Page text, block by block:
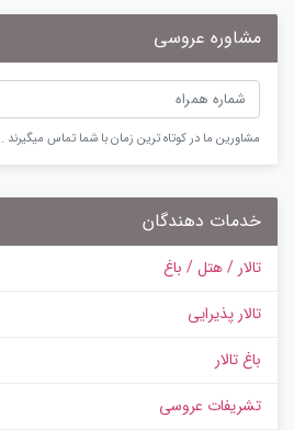
مشاوره عروسی
مشاورین ما در کوتاه ترین زمان با شما تماس میگیرند .
خدمات دهندگان
تالار / هتل / باغ
تالار پذیرایی
باغ تالار
تشریفات عروسی